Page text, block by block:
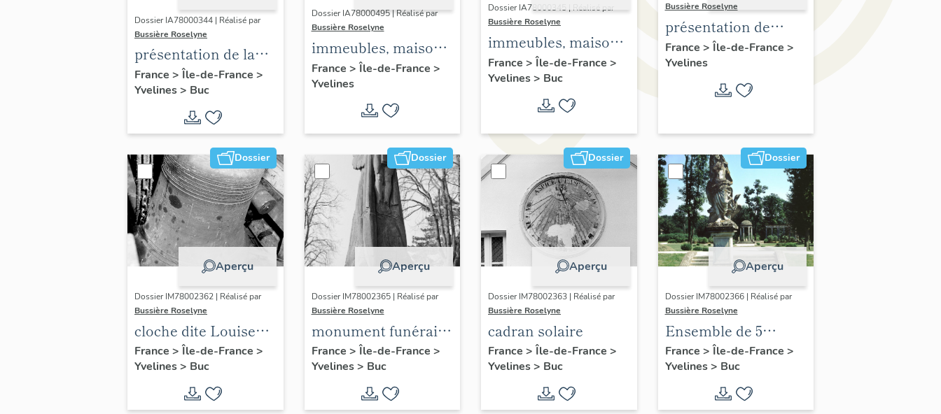
Dossier IA78000344 | Réalisé par
Bussière Roselyne
présentation de la
commune de Buc
France > Île-de-France >
Yvelines> Buc
Dossier IA78000495 | Réalisé par
Bussière Roselyne
immeubles, maisons,
fermes
France > Île-de-France >
Yvelines
Dossier IA78000345 | Réalisé par
Bussière Roselyne
immeubles, maisons,
fermes
France > Île-de-France >
Yvelines> Buc
Bussière Roselyne
présentation de
l'étude du
patrimoine de l'aire
d'étude Versailles
périphérie sud
France > Île-de-France >
Yvelines
Dossier
Aperçu
Dossier IM78002362 | Réalisé par
Bussière Roselyne
cloche dite Louise
Auguste Adélaïde
France > Île-de-France >
Yvelines> Buc
Dossier
Aperçu
Dossier IM78002365 | Réalisé par
Bussière Roselyne
monument funéraire
de Jean Casale
France > Île-de-France >
Yvelines> Buc
Dossier
Aperçu
Dossier IM78002363 | Réalisé par
Bussière Roselyne
cadran solaire
France > Île-de-France >
Yvelines> Buc
Dossier
Aperçu
Dossier IM78002366 | Réalisé par
Bussière Roselyne
Ensemble de 5
statues
France > Île-de-France >
Yvelines> Buc